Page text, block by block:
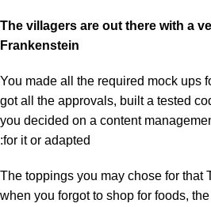
The villagers are out there with a
Frankenstein
You made all the required mock ups
got all the approvals, built a tested
you decided on a content
for it or adapted:
The toppings you may chose for that
when you forgot to shop for foods,